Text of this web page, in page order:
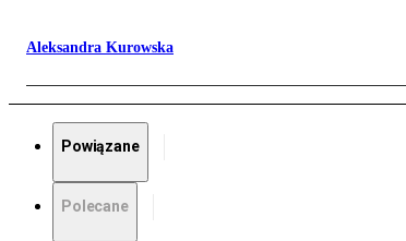
Aleksandra Kurowska
Powiązane
Polecane